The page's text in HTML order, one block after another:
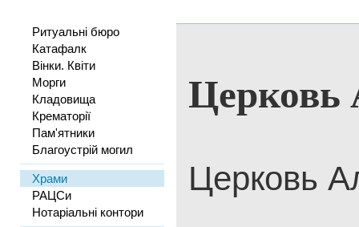
Ритуальні бюро
Катафалк
Вінки. Квіти
Морги
Кладовища
Крематорії
Пам'ятники
Благоустрій могил
Храми
РАЦСи
Нотаріальні контори
Церковь
Церковь